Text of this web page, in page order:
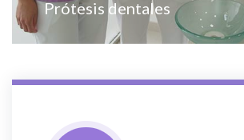
Prótesis dentales